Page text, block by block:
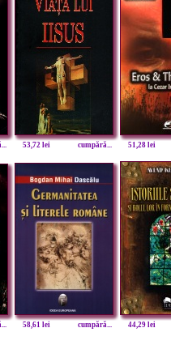
53,72 lei cumpără... 51,28 lei
58,61 lei cumpără... 44,29 lei